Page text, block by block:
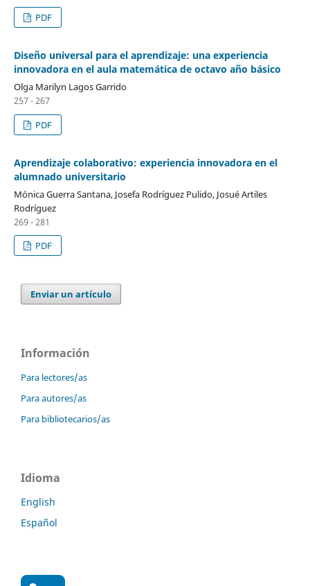
PDF
Diseño universal para el aprendizaje: una experiencia
innovadora en el aula matemática de octavo año básico
Olga Marilyn Lagos Garrido
257 - 267
PDF
Aprendizaje colaborativo: experiencia innovadora en el
alumnado universitario
Mónica Guerra Santana, Josefa Rodríguez Pulido, Josué Artiles
Rodríguez
269 - 281
PDF
Enviar un artículo
Información
Para lectores/as
Para autores/as
Para bibliotecarios/as
Idioma
English
Español